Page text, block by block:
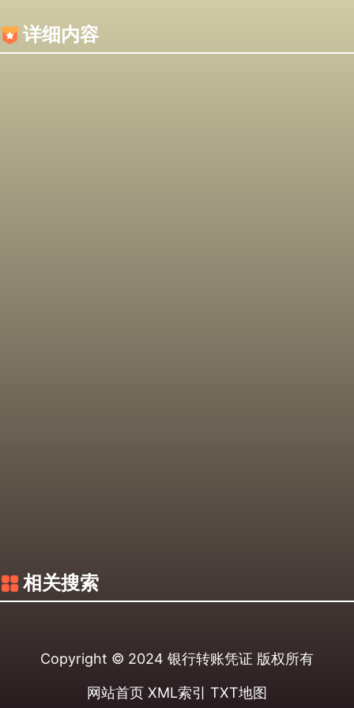
详细内容
相关搜索
Copyright © 2024 银行转账凭证 版权所有
网站首页 XML索引 TXT地图